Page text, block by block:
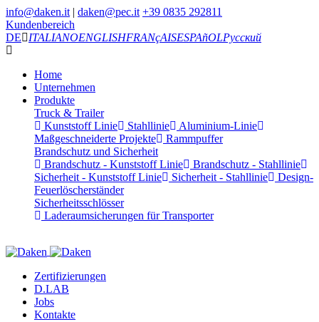
info@daken.it | daken@pec.it +39 0835 292811
Kundenbereich
DE
ITALIANOENGLISHFRANçAISESPAñOLРусский
Home
Unternehmen
Produkte
Truck & Trailer
Kunststoff Linie
Stahllinie
Aluminium-Linie
Maßgeschneiderte Projekte
Rammpuffer
Brandschutz und Sicherheit
Brandschutz - Kunststoff Linie
Brandschutz - Stahllinie
Sicherheit - Kunststoff Linie
Sicherheit - Stahllinie
Design-
Feuerlöscherständer
Sicherheitsschlösser
Laderaumsicherungen für Transporter
Zertifizierungen
D.LAB
Jobs
Kontakte